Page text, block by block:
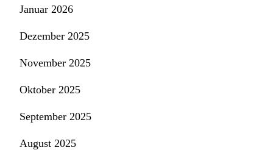
Januar 2026
Dezember 2025
November 2025
Oktober 2025
September 2025
August 2025